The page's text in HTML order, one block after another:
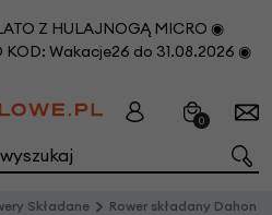
Z HULAJNOGĄ MICRO ◉
Wakacje26 do 31.08.2026 ◉
0
Składane Rower składany Dahon Mariner D8 20"